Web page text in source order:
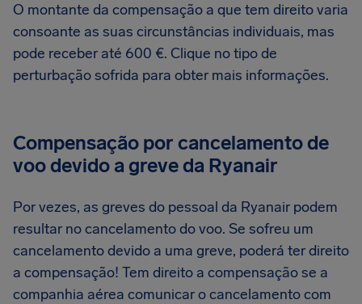
O montante da compensação a que tem direito varia
consoante as suas circunstâncias individuais, mas
pode receber até 600 €. Clique no tipo de
perturbação sofrida para obter mais informações.
Compensação por cancelamento de
voo devido a greve da Ryanair
Por vezes, as greves do pessoal da Ryanair podem
resultar no cancelamento do voo. Se sofreu um
cancelamento devido a uma greve, poderá ter direito
a compensação! Tem direito a compensação se a
companhia aérea comunicar o cancelamento com